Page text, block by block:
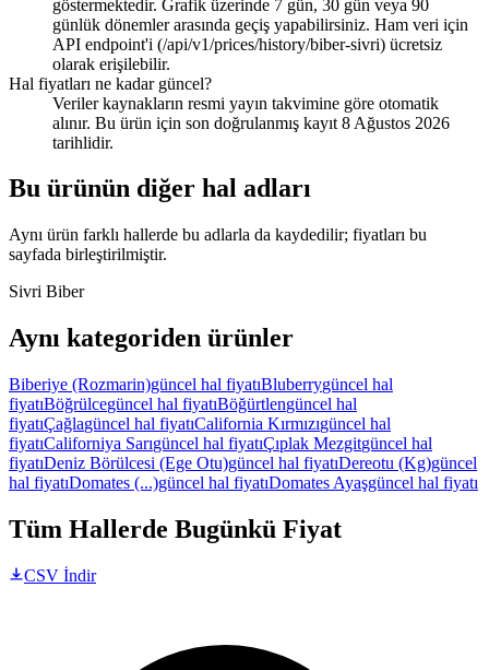
göstermektedir. Grafik üzerinde 7 gün, 30 gün veya 90
günlük dönemler arasında geçiş yapabilirsiniz. Ham veri için
API endpoint'i (/api/v1/prices/history/biber-sivri) ücretsiz
olarak erişilebilir.
Hal fiyatları ne kadar güncel?
Veriler kaynakların resmi yayın takvimine göre otomatik
alınır. Bu ürün için son doğrulanmış kayıt 8 Ağustos 2026
tarihlidir.
Bu ürünün diğer hal adları
Aynı ürün farklı hallerde bu adlarla da kaydedilir; fiyatları bu
sayfada birleştirilmiştir.
Sivri Biber
Aynı kategoriden ürünler
Biberiye (Rozmarin)güncel hal fiyatıBluberrygüncel hal
fiyatıBöğrülcegüncel hal fiyatıBöğürtlengüncel hal
fiyatıÇağlagüncel hal fiyatıCalifornia Kırmızıgüncel hal
fiyatıCaliforniya Sarıgüncel hal fiyatıÇıplak Mezgitgüncel hal
fiyatıDeniz Börülcesi (Ege Otu)güncel hal fiyatıDereotu (Kg)güncel
hal fiyatıDomates (...)güncel hal fiyatıDomates Ayaşgüncel hal fiyatı
Tüm Hallerde Bugünkü Fiyat
CSV İndir